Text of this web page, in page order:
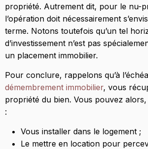
propriété. Autrement dit, pour le nu-
l’opération doit nécessairement
terme. Notons toutefois qu’un tel
d’investissement n’est pas
un placement immobilier.
Pour conclure, rappelons qu’à
démembrement immobilier, vous
propriété du bien. Vous pouvez
:
Vous installer dans le logement ;
Le mettre en location pour